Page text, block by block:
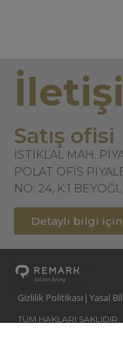
Satış ofisi
İSTİKLAL MAH.
POLAT OFİS
NO: 24, K:1
Detaylı bilgi
Gizlilik Politikası | Yasal
TÜM HAKLARI